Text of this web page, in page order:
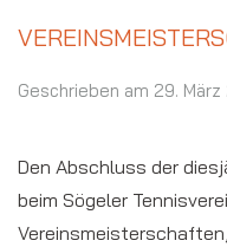
Geschrieben am 29. März
Den Abschluss der
beim Sögeler